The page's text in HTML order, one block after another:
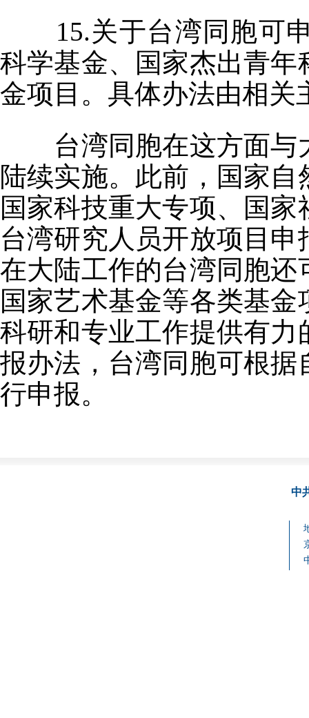
15.关于台湾同胞可申
科学基金、国家杰出青
金项目。具体办法由相关
台湾同胞在这方面与
陆续实施。此前，国家
国家科技重大专项、国
台湾研究人员开放项目
在大陆工作的台湾同胞
国家艺术基金等各类基
科研和专业工作提供有
报办法，台湾同胞可根
行申报。
中